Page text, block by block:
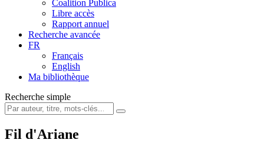
Coalition Publica
Libre accès
Rapport annuel
Recherche avancée
FR
Français
English
Ma bibliothèque
Recherche simple
Fil d'Ariane